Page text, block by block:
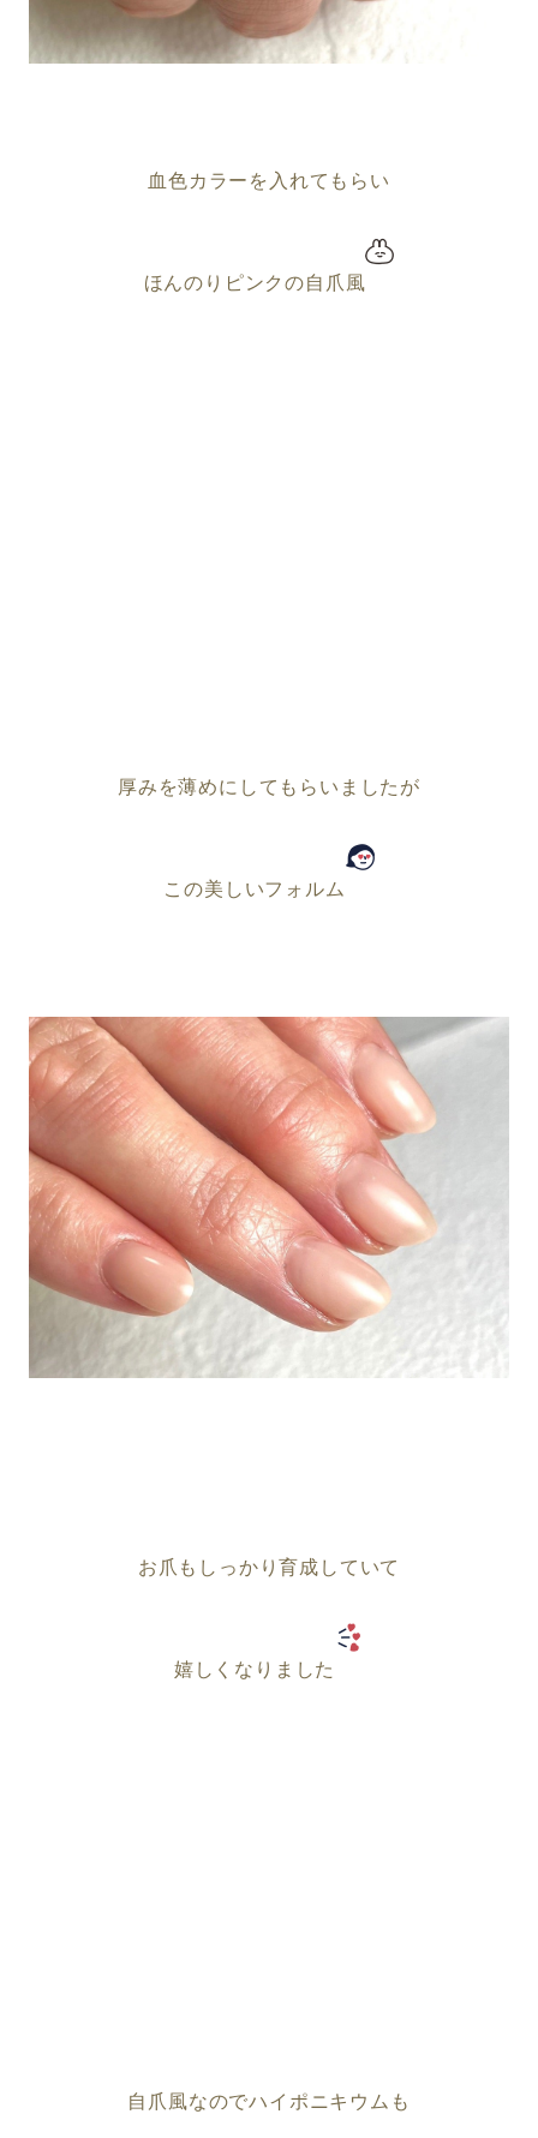
血色カラーを入れてもらい
ほんのりピンクの自爪風
厚みを薄めにしてもらいましたが
この美しいフォルム
お爪もしっかり育成していて
嬉しくなりました
自爪風なのでハイポニキウムも